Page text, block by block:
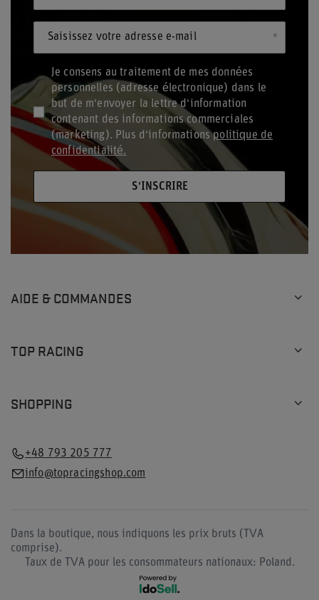
Saisissez votre adresse e-mail
Je consens au traitement de mes données
personnelles (adresse électronique) dans le
but de m'envoyer la lettre d'information
contenant des informations commerciales
(marketing). Plus d'informationspolitique de
confidentialité.
S'INSCRIRE
AIDE & COMMANDES
TOP RACING
SHOPPING
+48 793 205 777
info@topracingshop.com
Dans la boutique, nous indiquons les prix bruts (TVA
comprise).
Taux de TVA pour les consommateurs nationaux: Poland.